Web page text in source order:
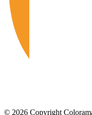
© 2026 Copyright